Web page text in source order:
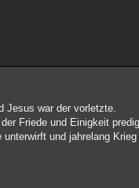
Jesus war der vorletzte.
Friede und Einigkeit
und jahrelang